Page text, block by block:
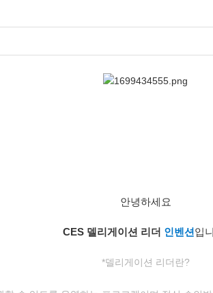
안녕하세요
CES 델리게이션 리더 인벤션입
*델리게이션 리더란?